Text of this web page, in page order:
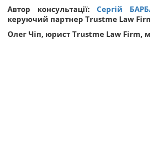
Автор консультації: Сергій
керуючий партнер Trustme Law
Олег Чіп, юрист Trustme Law Firm,